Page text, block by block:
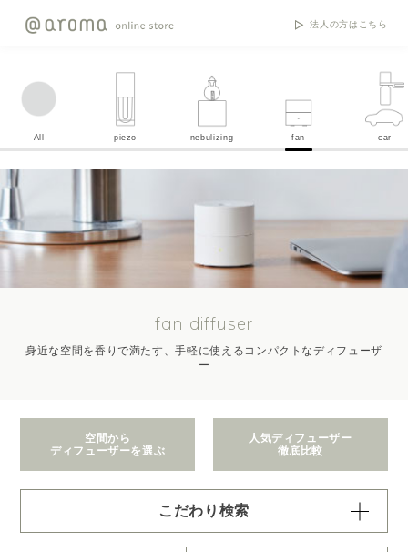
法人の方はこちら
All piezo nebulizing fan car
fan diffuser
身近な空間を香りで満たす、手軽に使えるコンパクトなディフューザ
ー
空間から
ディフューザーを選ぶ
人気ディフューザー
徹底比較
こだわり検索